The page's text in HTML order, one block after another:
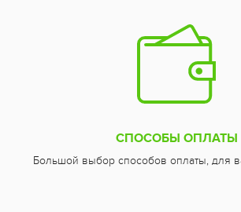
СПОСОБЫ ОПЛАТЫ
Большой выбор способов оплаты, для